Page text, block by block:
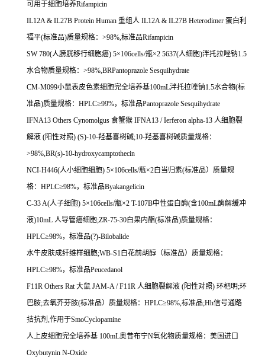
可用于细胞培养Rifampicin
IL12A & IL27B Protein Human 重组人 IL12A & IL27B Heterodimer 蛋白利
福平(标准品)质量规格： >98%,标准品Rifampicin
SW 780(人膀胱移行细胞癌) 5×106cells/瓶×2 5637(人细胞)泮托拉唑钠1.5
水合物质量规格： >98%,BRPantoprazole Sesquihydrate
CM-M099小鼠表皮色素细胞完全培养基100mL泮托拉唑钠1.5水合物(标
准品)质量规格： HPLC≥99%，标准品Pantoprazole Sesquihydrate
IFNA13 Others Cynomolgus 食蟹猴 IFNA13 / Ierferon alpha-13 人细胞裂
解液 (阳性对照) (S)-10-羟基喜树碱;10-羟基喜树碱质量规格：
>98%,BR(s)-10-hydroxycamptothecin
NCI-H446(人小细胞细胞) 5×106cells/瓶×2白当归素(标准品）质量规
格： HPLC≥98%，标准品Byakangelicin
C-33 A(人子细胞) 5×106cells/瓶×2 T-107B中性蛋白酶(含100mL酶解缓冲
液)10mL 人导管癌细胞;ZR-75-30白果内酯(标准品)质量规格：
HPLC≥98%，标准品(?)-Bilobalide
水牛皮肤成纤维样细胞;WB-S1白花前胡醇（标准品）质量规格：
HPLC≥98%，标准品Peucedanol
F11R Others Rat大鼠 JAM-A / F11R 人细胞裂解液 (阳性对照) 环杷明;环
巴胺;去氧芥芬胺(标准品）质量规格： HPLC≥98%,标准品;Hh信号通路
拮抗剂 ,作用于SmoCyclopamine
人上皮细胞完全培养基 100mL奥昔布宁N氧化物质量规格：美国进口
Oxybutynin N-Oxide